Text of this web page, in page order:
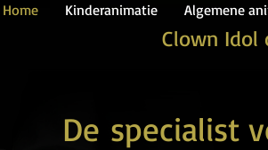
Home Kinderanimatie Algemene
Clown Idol
De specialist